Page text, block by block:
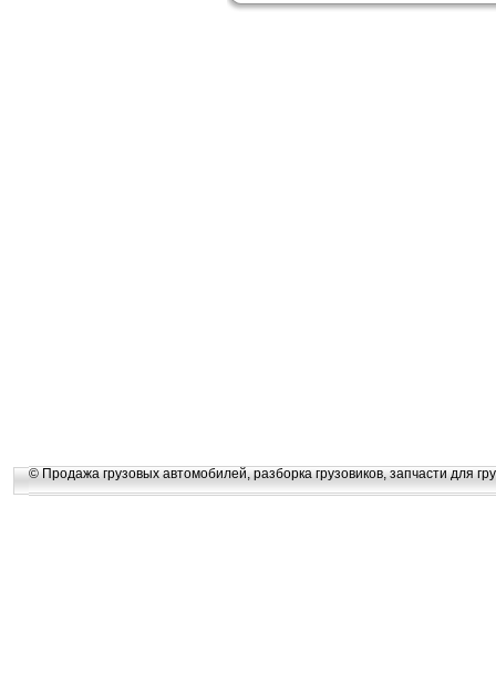
© Продажа грузовых автомобилей, разборка грузовиков, запчасти для